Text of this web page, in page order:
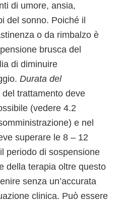
di umore, ansia,
del sonno. Poiché il
o da rimbalzo è
brusca del
di diminuire
Durata del
del trattamento deve
(vedere 4.2
e nel
superare le 8 – 12
periodo di sospensione
della terapia oltre questo
senza un’accurata
clinica. Può essere